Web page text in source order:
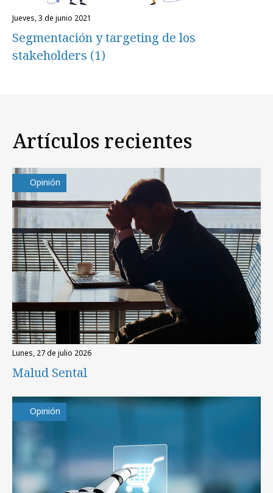
jueves, 3 de junio 2021
Segmentación y targeting de los
stakeholders (1)
Artículos recientes
Opinión
lunes, 27 de julio 2026
Malud Sental
Opinión